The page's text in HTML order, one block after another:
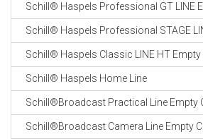
Schill® Haspels Professional GT LINE
Schill® Haspels Professional STAGE
Schill® Haspels Classic LINE HT Empty
Schill® Haspels Home Line
Schill®Broadcast Practical Line Empty
Schill®Broadcast Camera Line Empty